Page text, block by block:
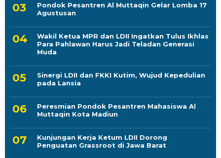
Pondok Pesantren Al Muttaqin Gelar Lomba 17
Agustusan
Wakil Ketua MPR dan LDII Ingatkan Tulus Ikhlas
Para Pahlawan Harus Jadi Teladan Generasi
Muda
Sinergi LDII dan FKKI Kutim, Wujud Kepedulian
pada Lansia
Peresmian Pondok Pesantren Mahasiswa Al
Muttaqin Kota Madiun
Kunjungan Kerja Ketum LDII Dorong
Penguatan Grassroot di Jawa Barat